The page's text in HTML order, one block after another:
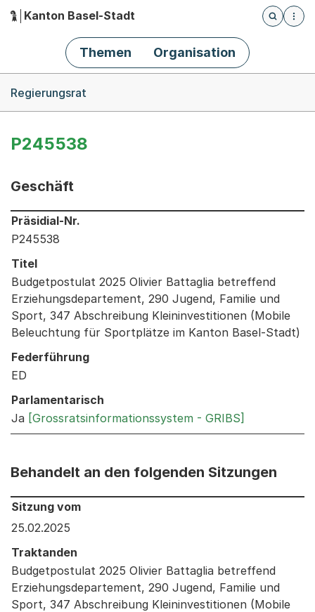
Hauptnavigation
Kanton Basel-Stadt
Öffnet
Themen Organisation
Regierungsrat
P245538
Geschäft
Informationen zum Ausgewählten Geschäft
Präsidial-Nr.
P245538
Titel
Budgetpostulat 2025 Olivier Battaglia betreffend
Erziehungsdepartement, 290 Jugend, Familie und
Sport, 347 Abschreibung Kleininvestitionen (Mobile
Beleuchtung für Sportplätze im Kanton Basel-Stadt)
Federführung
ED
Parlamentarisch
Ja [Grossratsinformationssystem - GRIBS]
Behandelt an den folgenden Sitzungen
Behandelt an den folgenden Sitzungen: Informationen
Sitzung vom
25.02.2025
Traktanden
Budgetpostulat 2025 Olivier Battaglia betreffend
Erziehungsdepartement, 290 Jugend, Familie und
Sport, 347 Abschreibung Kleininvestitionen (Mobile